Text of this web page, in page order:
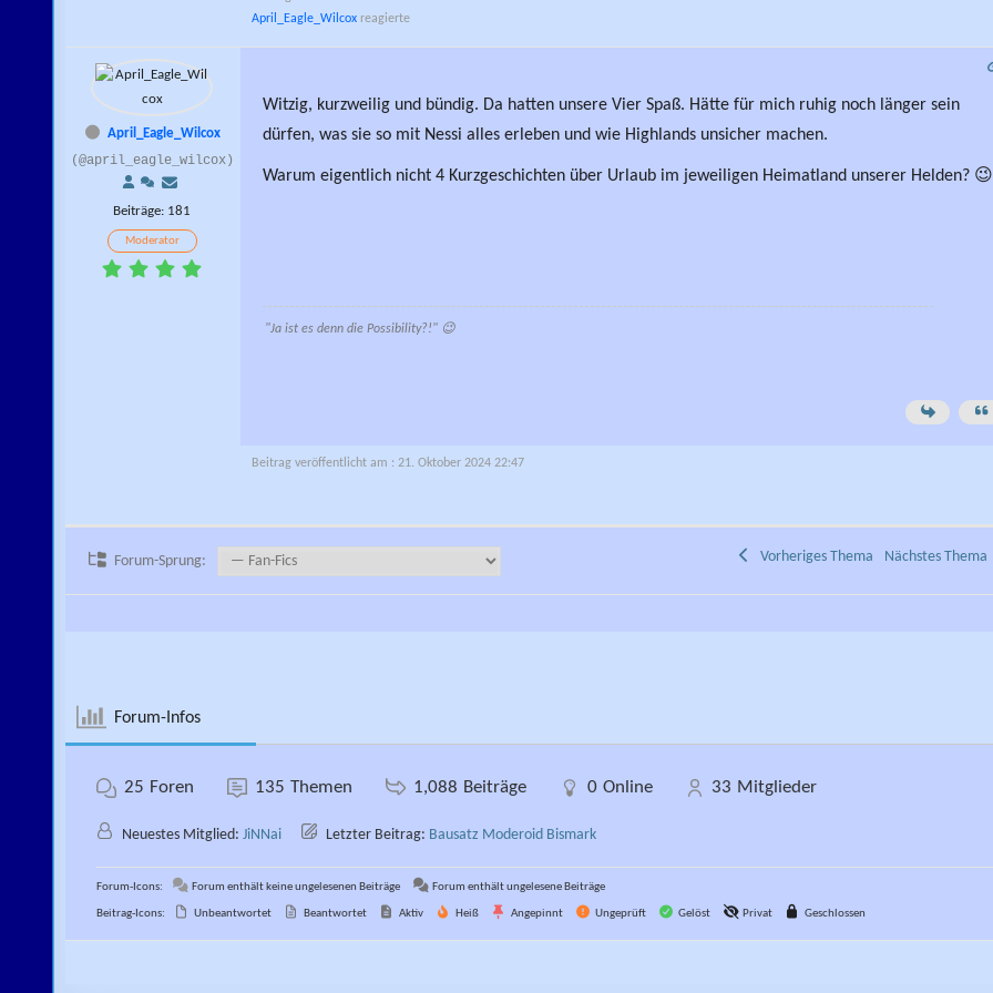
April_Eagle_Wilcox reagierte
April_Eagle_Wilcox
(@april_eagle_wilcox)
Beiträge: 181
Moderator
Witzig, kurzweilig und bündig. Da hatten unsere Vier Spaß. Hätte für mich ruhig noch länger sein
dürfen, was sie so mit Nessi alles erleben und wie Highlands unsicher machen.
Warum eigentlich nicht 4 Kurzgeschichten über Urlaub im jeweiligen Heimatland unserer Helden?
"Ja ist es denn die Possibility?!" 😉
Beitrag veröffentlicht am : 21. Oktober 2024 22:47
Forum-Sprung: Vorheriges Thema Nächstes Thema
Forum-Infos
25 Foren 135 Themen 1,088 Beiträge 0 Online 33 Mitglieder
Neuestes Mitglied: JiNNai Letzter Beitrag: Bausatz Moderoid Bismark
Forum-Icons: Forum enthält keine ungelesenen Beiträge Forum enthält ungelesene Beiträge
Beitrag-Icons: Unbeantwortet Beantwortet Aktiv Heiß Angepinnt Ungeprüft Gelöst Privat Geschlossen